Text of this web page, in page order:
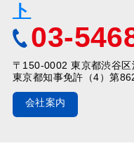
ト
03-
〒150-0002 東京都渋谷
東京都知事免許（4）第
会社案内